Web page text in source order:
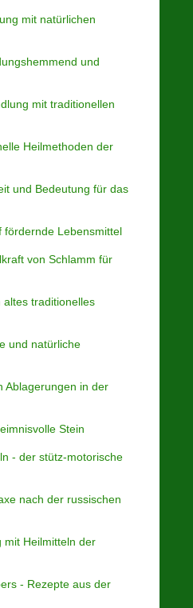
mit natürlichen
und
mit traditionellen
Heilmethoden der
und Bedeutung für das
fördernde Lebensmittel
von Schlamm für
traditionelles
und natürliche
Ablagerungen in der
Stein
- der stütz-motorische
nach der russischen
mit Heilmitteln der
- Rezepte aus der